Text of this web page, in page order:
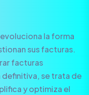
la forma
sus facturas.
facturas
definitiva, se trata de
y optimiza el